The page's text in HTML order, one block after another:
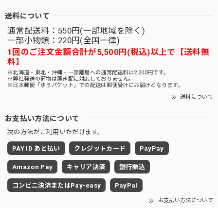
送料について
通常配送料：550円(一部地域を除く)
一部小物類：220円(全国一律)
1回のご注文金額合計が5,500円(税込)以上で【送料無
料】
※北海道・東北・沖縄・一部離島への通常配送料は2,200円です。
※弊社発送の荷物は置き配に対応しておりません。
※日本郵便「ゆうパケット」での配送は郵便受けにお届けとなります。
送料について
お支払い方法について
次の方法がご利用いただけます。
PAY ID あと払い クレジットカード PayPay
Amazon Pay キャリア決済 銀行振込
コンビニ決済またはPay-easy PayPal
お支払い方法について